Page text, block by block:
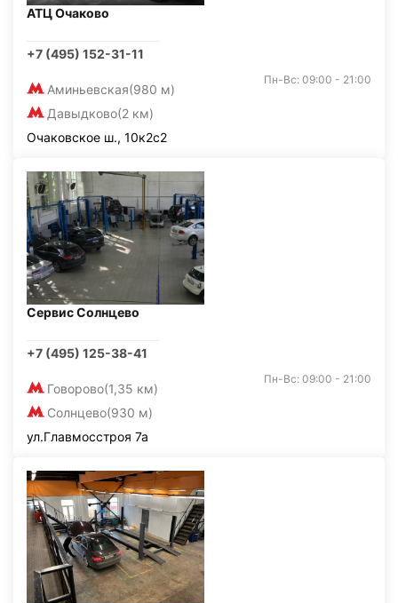
АТЦ Очаково
+7 (495) 152-31-11
Аминьевская(980 м)
Давыдково(2 км)
Пн-Вс: 09:00 - 21:00
Очаковское ш., 10к2с2
Сервис Солнцево
+7 (495) 125-38-41
Говорово(1,35 км)
Солнцево(930 м)
Пн-Вс: 09:00 - 21:00
ул.Главмосстроя 7а